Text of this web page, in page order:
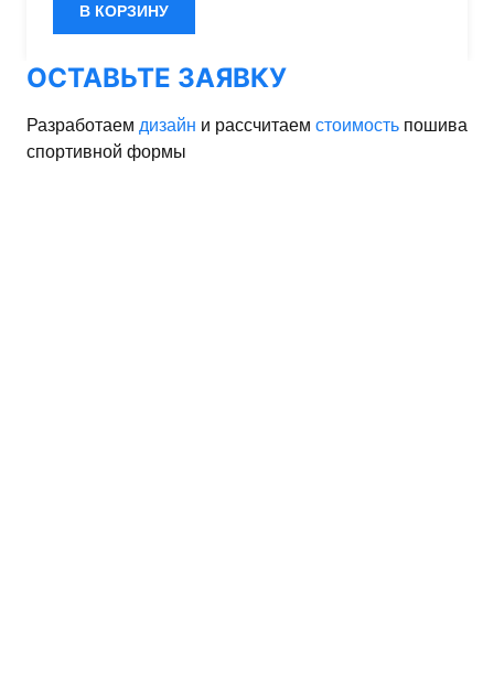
В КОРЗИНУ
ОСТАВЬТЕ ЗАЯВКУ
Разработаем дизайн и рассчитаем стоимость пошива
спортивной формы